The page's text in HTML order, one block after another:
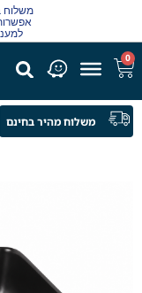
משלוח
למענה
0
משלוח מהיר בחינם